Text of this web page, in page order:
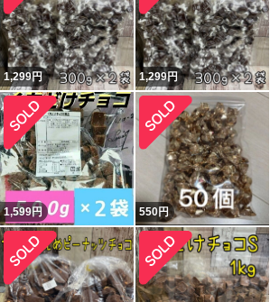
1,299円 1,299円
1,599円 550円